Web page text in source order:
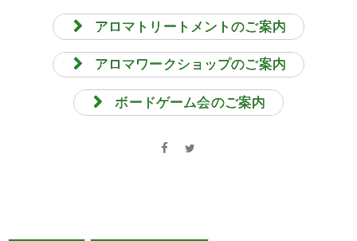
アロマトリートメントのご案内
アロマワークショップのご案内
ボードゲーム会のご案内